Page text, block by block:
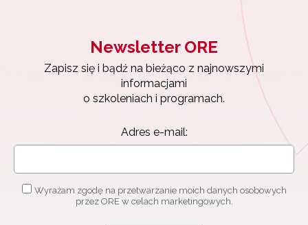
Newsletter ORE
Zapisz się i bądź na bieżąco z najnowszymi
informacjami
o szkoleniach i programach.
Adres e-mail:
Wyrażam zgodę na przetwarzanie moich danych osobowych
przez ORE w celach marketingowych.